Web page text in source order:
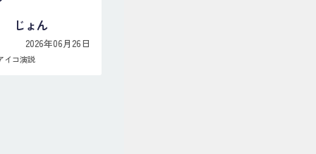
じょん
2026年06月26日
イコ演説